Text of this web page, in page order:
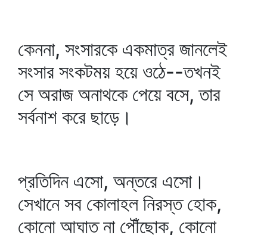
কেননা, সংসারকে একমাত্র জানলেই
সংসার সংকটময় হয়ে ওঠে--তখনই
সে অরাজ অনাথকে পেয়ে বসে, তার
সর্বনাশ করে ছাড়ে।
প্রতিদিন এসো, অন্তরে এসো।
সেখানে সব কোলাহল নিরস্ত হোক,
কোনো আঘাত না পৌঁছোক, কোনো